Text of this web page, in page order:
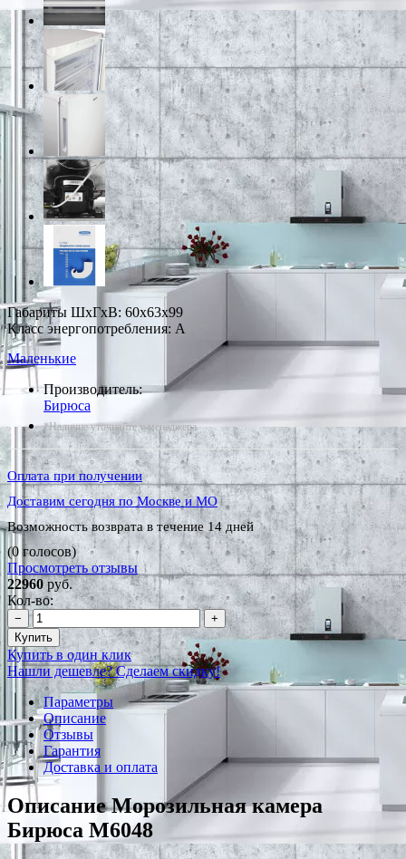
Габариты ШxГxВ: 60x63x99
Класс энергопотребления: A
Маленькие
Производитель:
Бирюса
*Наличие уточняйте у менеджера
Оплата при получении
Доставим сегодня по Москве и МО
Возможность возврата в течение 14 дней
(0 голосов)
Просмотреть отзывы
22960руб.
Кол-во:
−
+
Купить
Купить в один клик
Нашли дешевле? Сделаем скидку!
Параметры
Описание
Отзывы
Гарантия
Доставка и оплата
Описание Морозильная камера
Бирюса M6048